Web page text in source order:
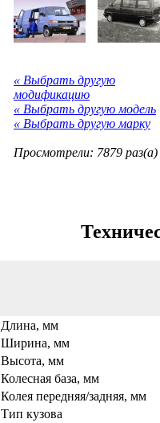
« Выбрать другую
модификацию
« Выбрать другую модель
« Выбрать другую марку
Просмотрели: 7879 раз(а)
Длина, мм
Ширина, мм
Высота, мм
Колесная база, мм
Колея передняя/задняя, мм
Тип кузова